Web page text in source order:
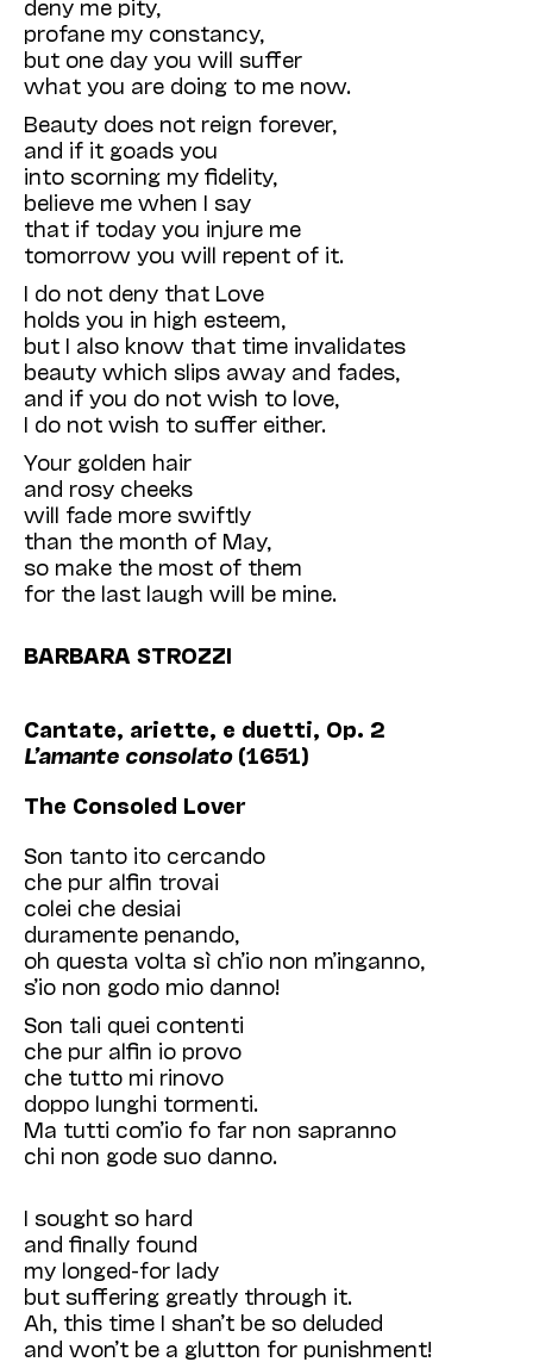
deny me pity,
profane my constancy,
but one day you will suffer
what you are doing to me now.
Beauty does not reign forever,
and if it goads you
into scorning my fidelity,
believe me when I say
that if today you injure me
tomorrow you will repent of it.
I do not deny that Love
holds you in high esteem,
but I also know that time invalidates
beauty which slips away and fades,
and if you do not wish to love,
I do not wish to suffer either.
Your golden hair
and rosy cheeks
will fade more swiftly
than the month of May,
so make the most of them
for the last laugh will be mine.
BARBARA STROZZI
Cantate, ariette, e duetti, Op. 2
L’amante consolato(1651)
The Consoled Lover
Son tanto ito cercando
che pur alfin trovai
colei che desiai
duramente penando,
oh questa volta sì ch’io non m’inganno,
s’io non godo mio danno!
Son tali quei contenti
che pur alfin io provo
che tutto mi rinovo
doppo lunghi tormenti.
Ma tutti com’io fo far non sapranno
chi non gode suo danno.
I sought so hard
and finally found
my longed-for lady
but suffering greatly through it.
Ah, this time I shan’t be so deluded
and won’t be a glutton for punishment!